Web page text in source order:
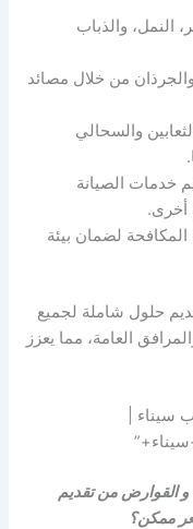
النمل، والذباب
من خلال مصائد
والسحالي
خدمات الصيانة
أخرى.
لضمان بيئة
حلول شاملة لجميع
العامة، مما يعزز
|
القوارض من تقديم
ممكن؟